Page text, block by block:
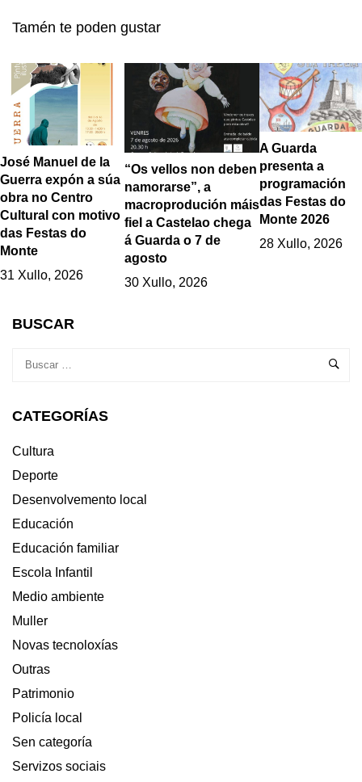
Tamén te poden gustar
José Manuel de la
Guerra expón a súa
obra no Centro
Cultural con motivo
das Festas do
Monte
31 Xullo, 2026
“Os vellos non deben
namorarse”, a
macroprodución máis
fiel a Castelao chega
á Guarda o 7 de
agosto
30 Xullo, 2026
A Guarda
presenta a
programación
das Festas do
Monte 2026
28 Xullo, 2026
BUSCAR
CATEGORÍAS
Cultura
Deporte
Desenvolvemento local
Educación
Educación familiar
Escola Infantil
Medio ambiente
Muller
Novas tecnoloxías
Outras
Patrimonio
Policía local
Sen categoría
Servizos sociais